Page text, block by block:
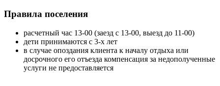
Правила поселения
расчетный час 13-00 (заезд с 13-00, выезд до 11-00)
дети принимаются с 3-х лет
в случае опоздания клиента к началу отдыха или
досрочного его отъезда компенсация за недополученные
услуги не предоставляется